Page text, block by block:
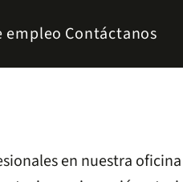
empleo Contáctanos
en nuestra